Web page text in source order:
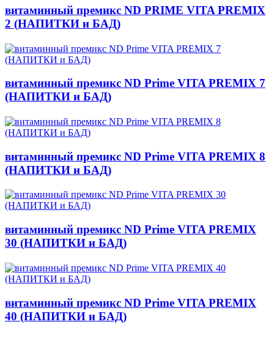
витаминный премикс ND PRIME VITA PREMIX
2 (НАПИТКИ и БАД)
витаминный премикс ND Prime VITA PREMIX 7
(НАПИТКИ и БАД)
витаминный премикс ND Prime VITA PREMIX 8
(НАПИТКИ и БАД)
витаминный премикс ND Prime VITA PREMIX
30 (НАПИТКИ и БАД)
витаминный премикс ND Prime VITA PREMIX
40 (НАПИТКИ и БАД)